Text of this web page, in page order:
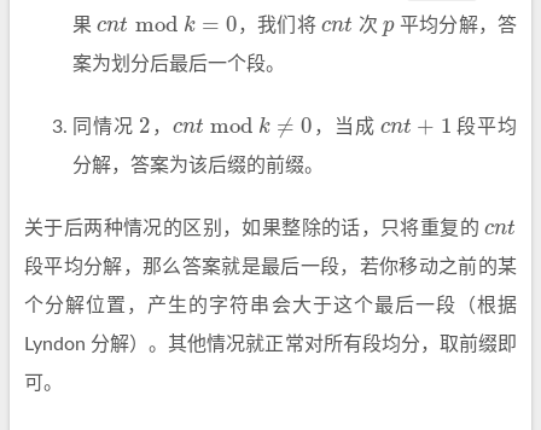
果cnt mod k = 0
cntmodk= 0 ，我们将cnt
cnt 次p
p平均分解，答
案为划分后最后一个段。
同情况 2
2 ， cnt mod k ≠ 0
cntmodk≠ 0 ，当成cnt + 1
cnt+1
段平均
分解，答案为该后缀的前缀。
关于后两种情况的区别，如果整除的话，只将重复的cnt
cnt
段平均分解，那么答案就是最后一段，若你移动之前的某
个分解位置，产生的字符串会大于这个最后一段（根据
Lyndon 分解）。其他情况就正常对所有段均分，取前缀即
可。